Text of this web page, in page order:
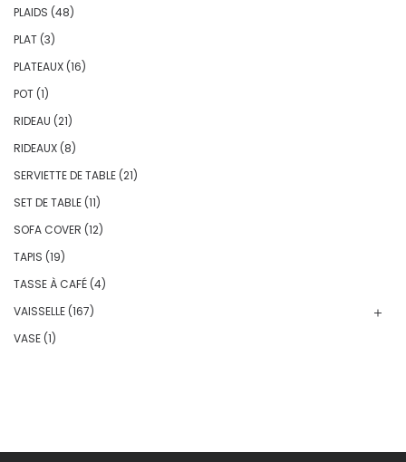
PLAIDS (48)
PLAT (3)
PLATEAUX (16)
POT (1)
RIDEAU (21)
RIDEAUX (8)
SERVIETTE DE TABLE (21)
SET DE TABLE (11)
SOFA COVER (12)
TAPIS (19)
TASSE À CAFÉ (4)
VAISSELLE (167)
VASE (1)